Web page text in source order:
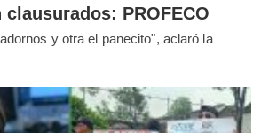
PROFECO
y otra el panecito", aclaró la